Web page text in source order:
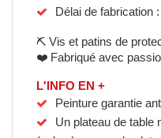
Délai de fabrication
⛏️ Vis et patins de
❤️ Fabriqué avec
L'INFO EN +
Peinture garantie
Un plateau de table